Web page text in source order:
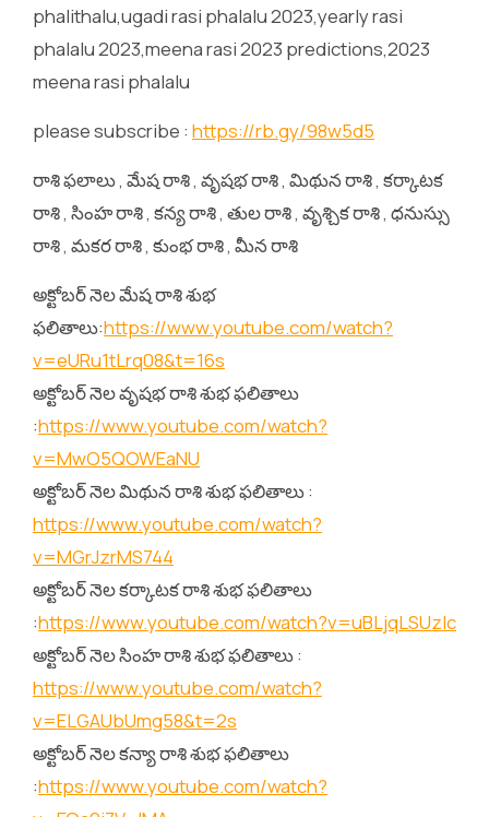
phalithalu,ugadi rasi phalalu 2023,yearly rasi
phalalu 2023,meena rasi 2023 predictions,2023
meena rasi phalalu
please subscribe : https://rb.gy/98w5d5
రాశి ఫలాలు , మేష రాశి , వృషభ రాశి , మిథున రాశి , కర్కాటక
రాశి , సింహ రాశి , కన్య రాశి , తుల రాశి , వృశ్చిక రాశి , ధనుస్సు
రాశి , మకర రాశి , కుంభ రాశి , మీన రాశి
అక్టోబర్ నెల మేష రాశి శుభ
ఫలితాలు:https://www.youtube.com/watch?
v=eURu1tLrq08&t=16s
అక్టోబర్ నెల వృషభ రాశి శుభ ఫలితాలు
:https://www.youtube.com/watch?
v=MwO5QOWEaNU
అక్టోబర్ నెల మిథున రాశి శుభ ఫలితాలు :
https://www.youtube.com/watch?
v=MGrJzrMS744
అక్టోబర్ నెల కర్కాటక రాశి శుభ ఫలితాలు
:https://www.youtube.com/watch?v=uBLjqLSUzIc
అక్టోబర్ నెల సింహ రాశి శుభ ఫలితాలు :
https://www.youtube.com/watch?
v=ELGAUbUmg58&t=2s
అక్టోబర్ నెల కన్యా రాశి శుభ ఫలితాలు
:https://www.youtube.com/watch?